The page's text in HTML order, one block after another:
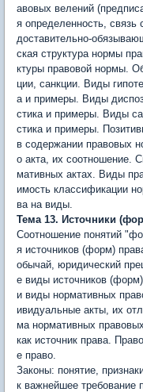
авовых велений
я определенность, связь
доставительно-
ская структура нормы
ктуры правовой нормы.
ции, санкции. Виды
а и примеры. Виды
стика и примеры. Виды
стика и примеры.
в содержании правовых
о акта, их соотношение.
мативных актах. Виды
имость классификации
ва на виды.
Тема 13. Источники
Соотношение понятий
я источников (форм)
обычай, юридический
е виды источников
и виды нормативных
ивидуальные акты, их
ма нормативных
как источник права.
е право.
Законы: понятие,
к важнейшее требование